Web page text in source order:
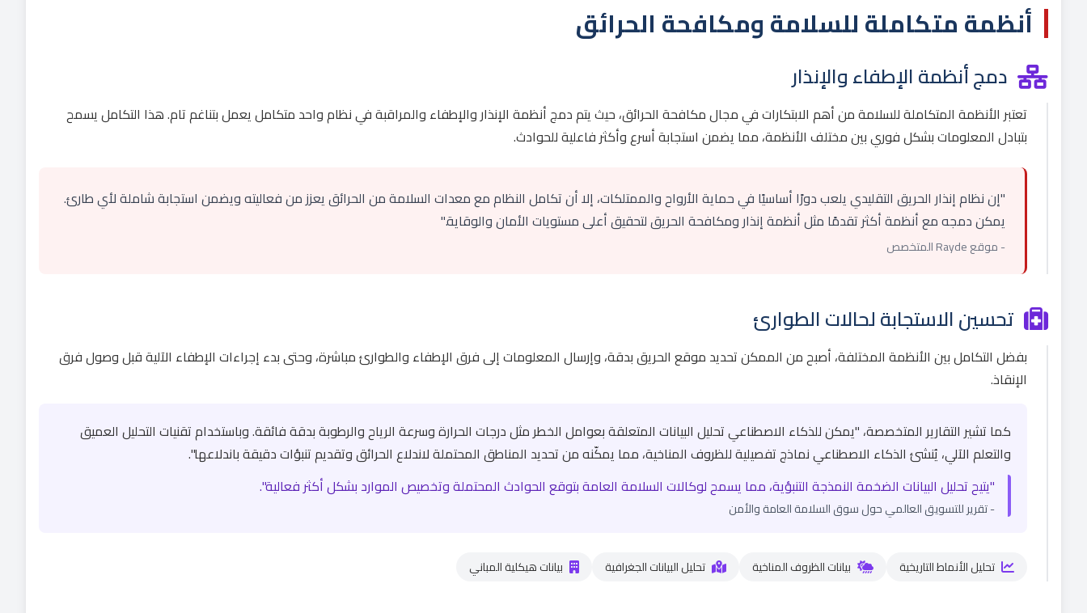
أنظمة متكاملة للسلامة ومكافحة الحرائق
دمج أنظمة الإطفاء والإنذار
تعتبر الأنظمة المتكاملة للسلامة من أهم الابتكارات في مجال مكافحة الحرائق، حيث يتم دمج أنظمة الإنذار والإطفاء والمراقبة في نظام واحد متكامل يعمل بتناغم تام. هذا التكامل يسمح
بتبادل المعلومات بشكل فوري بين مختلف الأنظمة، مما يضمن استجابة أسرع وأكثر فاعلية للحوادث.
"إن نظام إنذار الحريق التقليدي يلعب دورًا أساسيًا في حماية الأرواح والممتلكات، إلا أن تكامل النظام مع معدات السلامة من الحرائق يعزز من فعاليته ويضمن استجابة شاملة لأي طارئ.
يمكن دمجه مع أنظمة أكثر تقدمًا مثل أنظمة إنذار ومكافحة الحريق لتحقيق أعلى مستويات الأمان والوقاية."
- موقع Rayde المتخصص
تحسين الاستجابة لحالات الطوارئ
بفضل التكامل بين الأنظمة المختلفة، أصبح من الممكن تحديد موقع الحريق بدقة، وإرسال المعلومات إلى فرق الإطفاء والطوارئ مباشرة، وحتى بدء إجراءات الإطفاء الآلية قبل وصول فرق
الإنقاذ.
كما تشير التقارير المتخصصة، "يمكن للذكاء الاصطناعي تحليل البيانات المتعلقة بعوامل الخطر مثل درجات الحرارة وسرعة الرياح والرطوبة بدقة فائقة. وباستخدام تقنيات التحليل العميق
والتعلم الآلي، يُنشئ الذكاء الاصطناعي نماذج تفصيلية للظروف المناخية، مما يمكّنه من تحديد المناطق المحتملة لاندلاع الحرائق وتقديم تنبؤات دقيقة باندلاعها".
"يتيح تحليل البيانات الضخمة النمذجة التنبؤية، مما يسمح لوكالات السلامة العامة بتوقع الحوادث المحتملة وتخصيص الموارد بشكل أكثر فعالية".
- تقرير للتسويق العالمي حول سوق السلامة العامة والأمن
تحليل الأنماط التاريخية بيانات الظروف المناخية تحليل البيانات الجغرافية بيانات هيكلية المباني